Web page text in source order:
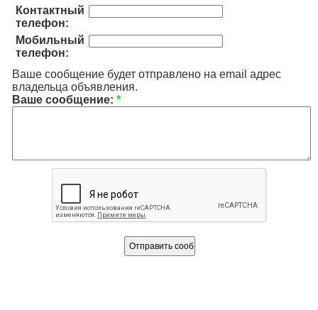
Контактный
телефон:
Мобильный
телефон:
Ваше сообщение будет отправлено на email адрес
владельца объявления.
Ваше сообщение: *